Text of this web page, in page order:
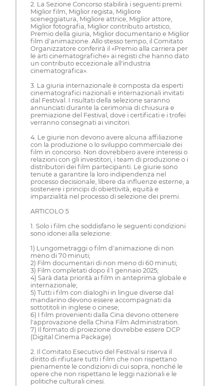
2. La Sezione Concorso stabilirà i seguenti premi:
Miglior film, Miglior regista, Migliore
sceneggiatura, Migliore attrice, Miglior attore,
Miglior fotografia, Miglior contributo artistico,
Premio della giuria, Miglior documentario e Miglior
film d'animazione. Allo stesso tempo, il Comitato
Organizzatore conferirà il «Premio alla carriera per
le arti cinematografiche» ai registi che hanno dato
un contributo eccezionale all'industria
cinematografica».
3. La giuria internazionale è composta da esperti
cinematografici nazionali e internazionali invitati
dal Festival. I risultati della selezione saranno
annunciati durante la cerimonia di chiusura e
premiazione del Festival, dove i certificati e i trofei
verranno consegnati ai vincitori.
4. Le giurie non devono avere alcuna affiliazione
con la produzione o lo sviluppo commerciale dei
film in concorso. Non dovrebbero avere interessi o
relazioni con gli investitori, i team di produzione o i
distributori dei film partecipanti. Le giurie sono
tenute a garantire la loro indipendenza nel
processo decisionale, libere da influenze esterne, a
sostenere i principi di obiettività, equità e
imparzialità nel processo di selezione dei premi.
ARTICOLO 5
1. Solo i film che soddisfano le seguenti condizioni
sono idonei alla selezione:
1) Lungometraggi o film d'animazione di non
meno di 70 minuti;
2) Film documentari di non meno di 60 minuti;
3) Film completati dopo il 1 gennaio 2025;
4) Sarà data priorità ai film in anteprima globale e
internazionale;
5) Tutti i film con dialoghi in lingue diverse dal
mandarino devono essere accompagnati da
sottotitoli in inglese o cinese;
6) I film provenienti dalla Cina devono ottenere
l'approvazione della China Film Administration.
7) Il formato di proiezione dovrebbe essere DCP
(Digital Cinema Package).
2. Il Comitato Esecutivo del Festival si riserva il
diritto di rifiutare tutti i film che non rispettano
pienamente le condizioni di cui sopra, nonché le
opere che non rispettano le leggi nazionali e le
politiche culturali cinesi.